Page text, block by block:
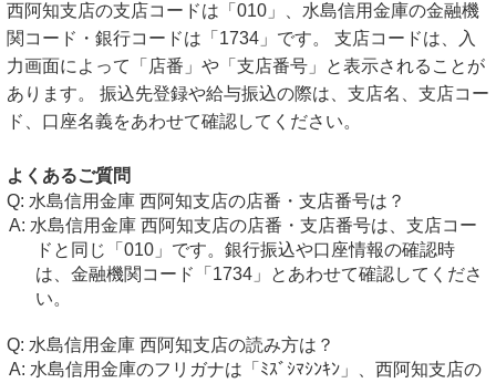
西阿知支店の支店コードは「010」、水島信用金庫の金融機
関コード・銀行コードは「1734」です。 支店コードは、入
力画面によって「店番」や「支店番号」と表示されることが
あります。 振込先登録や給与振込の際は、支店名、支店コー
ド、口座名義をあわせて確認してください。
よくあるご質問
水島信用金庫 西阿知支店の店番・支店番号は？
水島信用金庫 西阿知支店の店番・支店番号は、支店コー
ドと同じ「010」です。銀行振込や口座情報の確認時
は、金融機関コード「1734」とあわせて確認してくださ
い。
水島信用金庫 西阿知支店の読み方は？
水島信用金庫のフリガナは「ﾐｽﾞｼﾏｼﾝｷﾝ」、西阿知支店の